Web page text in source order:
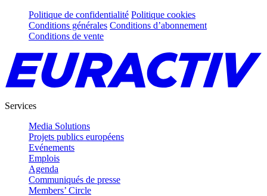
Politique de confidentialité Politique cookies
Conditions générales Conditions d’abonnement
Conditions de vente
Services
Media Solutions
Projets publics européens
Evénements
Emplois
Agenda
Communiqués de presse
Members’ Circle